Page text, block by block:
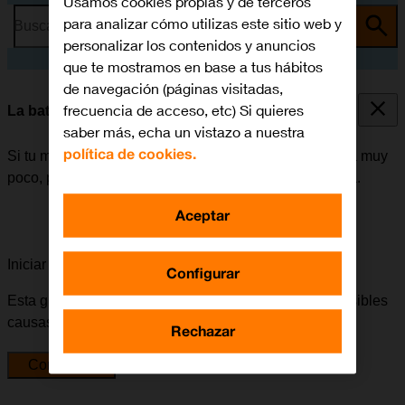
Busca por problema o tema
La batería de mi móvil dura poco tiempo
Si tu móvil empieza a gastar mucha batería y esta dura muy
poco, puede haber varias causas posibles al problema.
Iniciar la guía para solucionar tu problema
Esta guía te va a conducir a través de una serie de posibles
causas y soluciones al problema.
Comenzar
para analizar cómo utilizas este sitio web y
personalizar los contenidos y anuncios
que te mostramos en base a tus hábitos
de navegación (páginas visitadas,
frecuencia de acceso, etc) Si quieres
saber más, echa un vistazo a nuestra
política de cookies.
Configurar
Rechazar
Aceptar